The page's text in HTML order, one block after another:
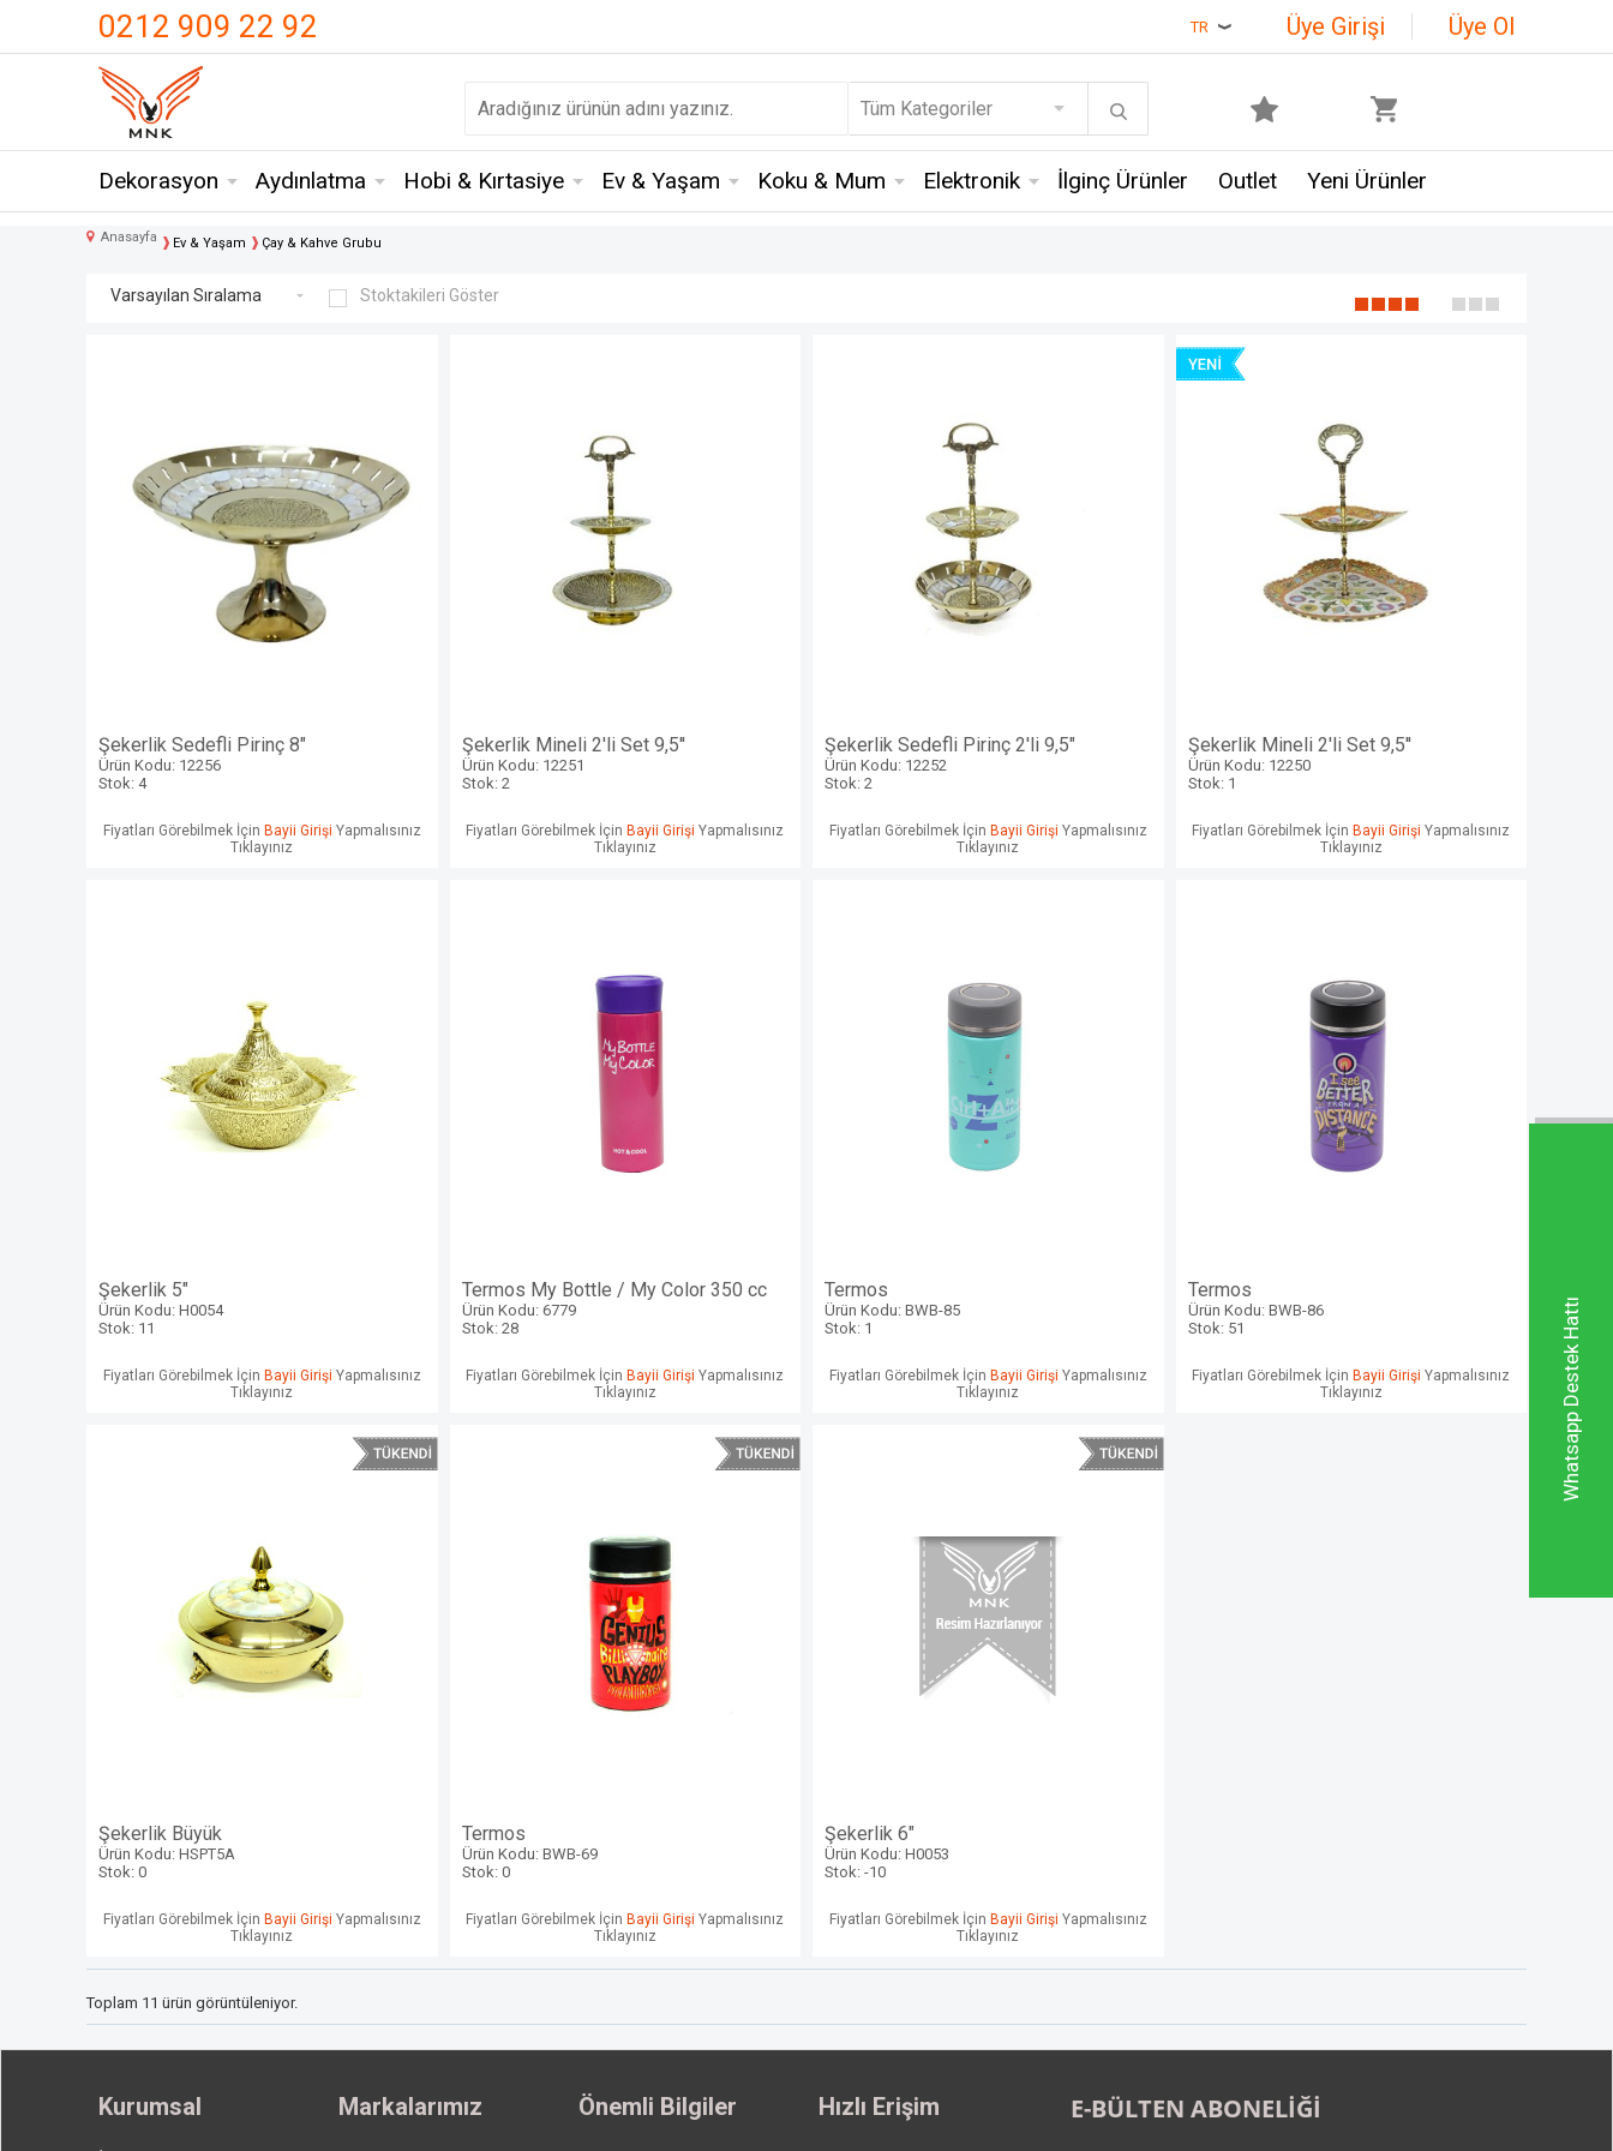
Whatsapp Destek Hattı
0212 909 22 92 TR Üye Girişi Üye Ol
Dekorasyon Aydınlatma Hobi & Kırtasiye Ev & Yaşam Koku & Mum Elektronik İlginç Ürünler Outlet Yeni Ürünler
Anasayfa Ev & Yaşam Çay & Kahve Grubu
Stoktakileri Göster
Şekerlik Sedefli Pirinç 8"
Ürün Kodu: 12256
Stok: 4
Fiyatları Görebilmek İçin Bayii Girişi Yapmalısınız
Tıklayınız
Şekerlik Mineli 2'li Set 9,5''
Ürün Kodu: 12251
Stok: 2
Fiyatları Görebilmek İçinBayii Girişi Yapmalısınız
Tıklayınız
Şekerlik Sedefli Pirinç 2'li 9,5"
Ürün Kodu: 12252
Stok: 2
Fiyatları Görebilmek İçin Bayii Girişi Yapmalısınız
Tıklayınız
Şekerlik Mineli 2'li Set 9,5''
Ürün Kodu: 12250
Stok: 1
Fiyatları Görebilmek İçinBayii Girişi Yapmalısınız
Tıklayınız
Şekerlik 5"
Ürün Kodu: H0054
Stok: 11
Fiyatları Görebilmek İçin Bayii Girişi Yapmalısınız
Tıklayınız
Termos My Bottle / My Color 350 cc
Ürün Kodu: 6779
Stok: 28
Fiyatları Görebilmek İçinBayii Girişi Yapmalısınız
Tıklayınız
Termos
Ürün Kodu: BWB-85
Stok: 1
Fiyatları Görebilmek İçin Bayii Girişi Yapmalısınız
Tıklayınız
Termos
Ürün Kodu: BWB-86
Stok: 51
Fiyatları Görebilmek İçinBayii Girişi Yapmalısınız
Tıklayınız
Şekerlik Büyük
Ürün Kodu: HSPT5A
Stok: 0
Fiyatları Görebilmek İçin Bayii Girişi Yapmalısınız
Tıklayınız
Termos
Ürün Kodu: BWB-69
Stok: 0
Fiyatları Görebilmek İçin Bayii Girişi Yapmalısınız
Tıklayınız
Şekerlik 6"
Ürün Kodu: H0053
Stok: -10
Fiyatları Görebilmek İçin Bayii Girişi Yapmalısınız
Tıklayınız
Toplam 11 ürün görüntüleniyor.
Kurumsal Markalarımız Önemli Bilgiler Hızlı Erişim E-BÜLTEN ABONELİĞİ